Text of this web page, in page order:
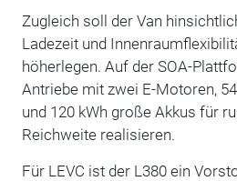
Zugleich soll der Van
Ladezeit und
höherlegen. Auf der SOA-
Antriebe mit zwei E-Motoren,
und 120 kWh große Akkus für
Reichweite realisieren.
Für LEVC ist der L380 ein